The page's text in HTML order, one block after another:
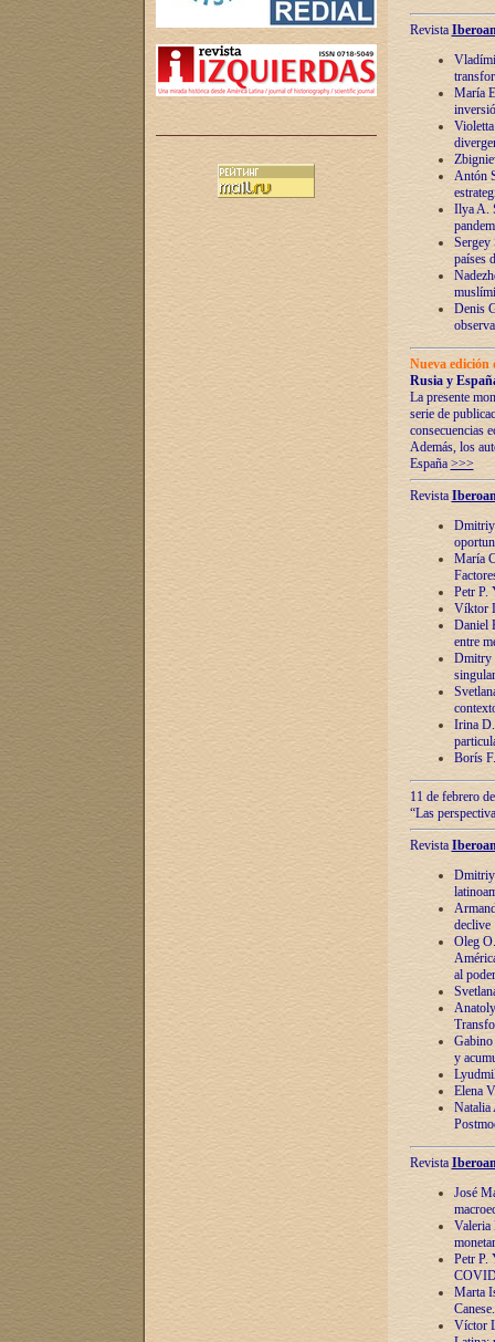
Revista
María
Antón
Ilya A.
Sergey
países
Denis
Nueva
Rusia y
La presente
serie de
consecuencias
Además, los
España >>>
Revista
Dmitriy
María
Petr P.
Víktor
Daniel
entre
Dmitry
Irina
Borís
11 de febrero
“Las
Revista
Dmitriy
declive
Oleg
al poder
y
Elena
Natalia
Revista
José
Valeria
Petr P.
Marta
Víctor